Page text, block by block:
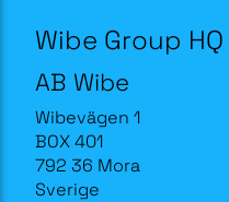
Wibe Group HQ
AB Wibe
Wibevägen 1
BOX 401
792 36 Mora
Sverige